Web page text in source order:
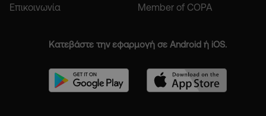
Επικοινωνία Member of COPA
Κατεβάστε την εφαρμογή σε Android ή iOS.